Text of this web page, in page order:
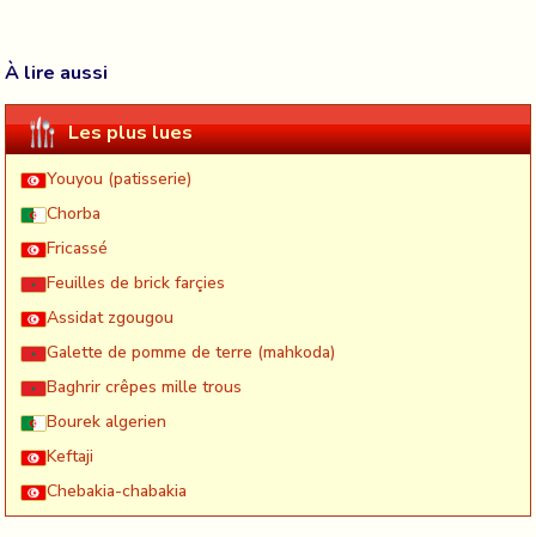
À lire aussi
Les plus lues
Youyou (patisserie)
Chorba
Fricassé
Feuilles de brick farçies
Assidat zgougou
Galette de pomme de terre (mahkoda)
Baghrir crêpes mille trous
Bourek algerien
Keftaji
Chebakia-chabakia